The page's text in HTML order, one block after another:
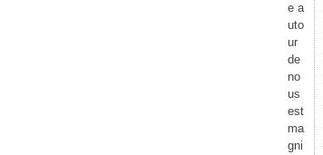
e a
uto
ur
de
no
us
est
ma
gni